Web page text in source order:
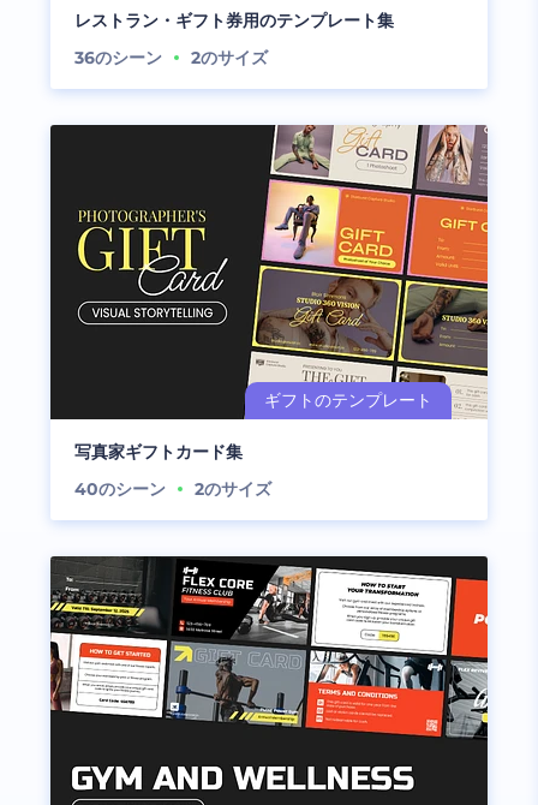
レストラン・ギフト券用のテンプレート集
36のシーン 2のサイズ
写真家ギフトカード集
40のシーン 2のサイズ